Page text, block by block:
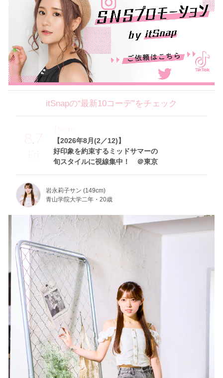
itSnapの“最新10コーデ”をチェック
8.7
Fri
【2026年8月(2／12)】
好印象を約束するミッドサマーの
旬スタイルに視線集中！ ＠東京
Theme
岩永莉子サン (149cm)
青山学院大学二年・20歳